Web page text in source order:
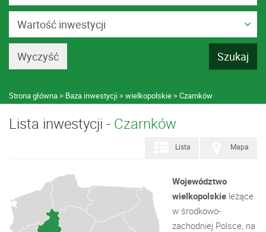
Wartość inwestycji
Strona główna Baza inwestycji wielkopolskie Czarnków
Lista inwestycji - Czarnków
Mapa
Lista
Województwo
wielkopolskie leżące
w środkowo-
zachodniej Polsce, na